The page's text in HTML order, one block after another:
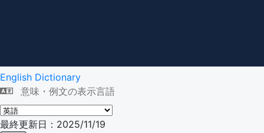
English Dictionary
意味・例文の表示言語
最終更新日：2025/11/19